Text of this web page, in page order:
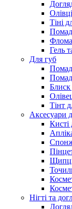
Тіні
Гель
Для губ
Блиск
Тінт
Аксесуари
Кисті
Нігті та